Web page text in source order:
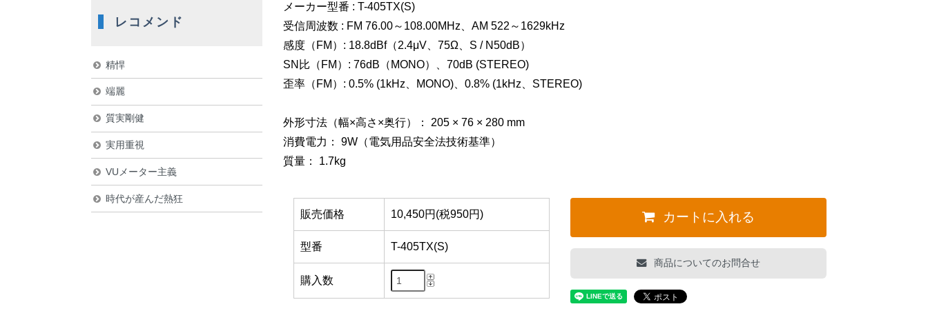
メーカー型番 : T-405TX(S)
受信周波数 : FM 76.00～108.00MHz、AM 522～1629kHz
感度（FM）: 18.8dBf（2.4μV、75Ω、S / N50dB）
SN比（FM）: 76dB（MONO）、70dB (STEREO)
歪率（FM）: 0.5% (1kHz、MONO)、0.8% (1kHz、STEREO)
外形寸法（幅×高さ×奥行）： 205 × 76 × 280 mm
消費電力： 9W（電気用品安全法技術基準）
質量： 1.7kg
販売価格 10,450円(税950円)
型番 T-405TX(S)
購入数
カートに入れる
商品についてのお問合せ
レコメンド
精悍
端麗
質実剛健
実用重視
VUメーター主義
時代が産んだ熱狂